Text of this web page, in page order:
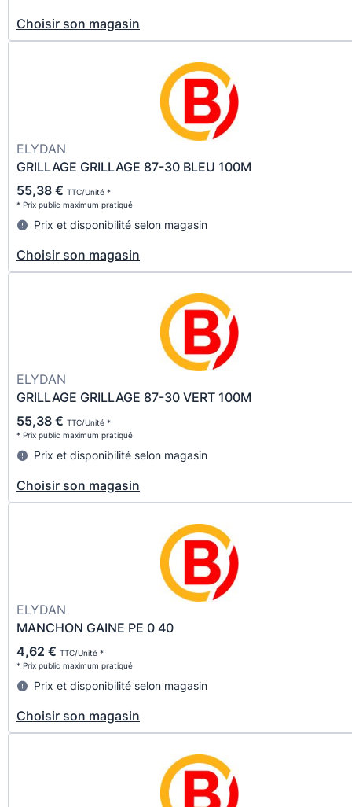
Choisir son magasin
ELYDAN
GRILLAGE GRILLAGE 87-30 BLEU 100M
55,38 € TTC/Unité *
* Prix public maximum pratiqué
Prix et disponibilité selon magasin
Choisir son magasin
ELYDAN
GRILLAGE GRILLAGE 87-30 VERT 100M
55,38 € TTC/Unité *
* Prix public maximum pratiqué
Prix et disponibilité selon magasin
Choisir son magasin
ELYDAN
MANCHON GAINE PE 0 40
4,62 € TTC/Unité *
* Prix public maximum pratiqué
Prix et disponibilité selon magasin
Choisir son magasin